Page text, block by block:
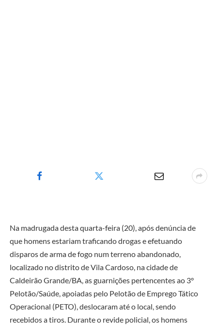
Na madrugada desta quarta-feira (20), após denúncia de
que homens estariam traficando drogas e efetuando
disparos de arma de fogo num terreno abandonado,
localizado no distrito de Vila Cardoso, na cidade de
Caldeirão Grande/BA, as guarnições pertencentes ao 3°
Pelotão/Saúde, apoiadas pelo Pelotão de Emprego Tático
Operacional (PETO), deslocaram até o local, sendo
recebidos a tiros. Durante o revide policial, os homens